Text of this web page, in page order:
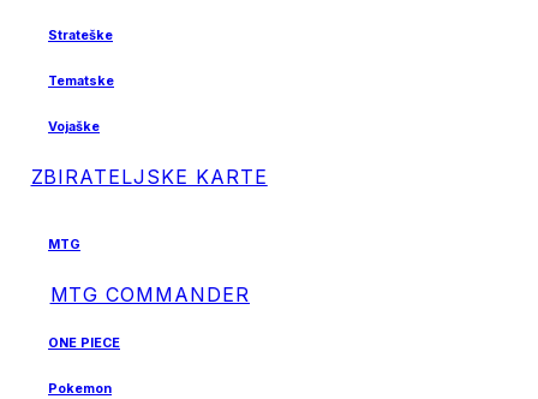
Strateške
Tematske
Vojaške
ZBIRATELJSKE KARTE
MTG
MTG COMMANDER
ONE PIECE
Pokemon